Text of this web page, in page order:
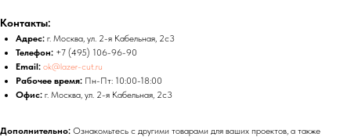
Контакты:
Адрес: г. Москва, ул. 2-я Кабельная, 2с3
Телефон: +7 (495) 106-96-90
Email: ok@lazer-cut.ru
Рабочее время: Пн-Пт: 10:00-18:00
Офис: г. Москва, ул. 2-я Кабельная, 2с3
Дополнительно: Ознакомьтесь с другими товарами для ваших проектов, а также